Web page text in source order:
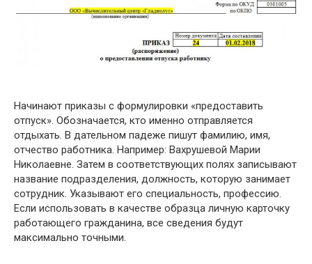
Начинают приказы с формулировки «предоставить
отпуск». Обозначается, кто именно отправляется
отдыхать. В дательном падеже пишут фамилию, имя,
отчество работника. Например: Вахрушевой Марии
Николаевне. Затем в соответствующих полях записывают
название подразделения, должность, которую занимает
сотрудник. Указывают его специальность, профессию.
Если использовать в качестве образца личную карточку
работающего гражданина, все сведения будут
максимально точными.